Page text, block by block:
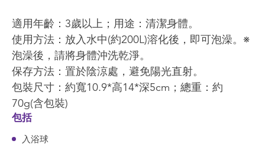
適用年齡：3歲以上；用途：清潔身體。
使用方法：放入水中(約200L)溶化後，即可泡澡。※
泡澡後，請將身體沖洗乾淨。
保存方法：置於陰涼處，避免陽光直射。
包裝尺寸：約寬10.9*高14*深5cm；總重：約
70g(含包裝)
包括
入浴球